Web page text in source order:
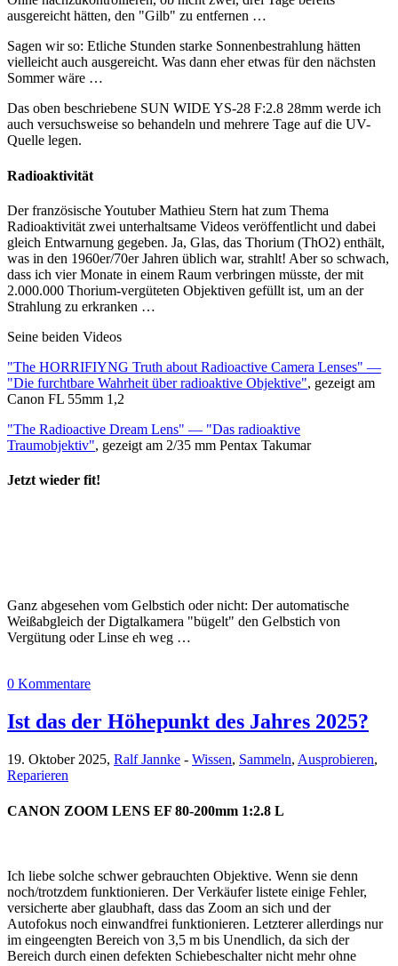
ausgereicht hätten, den "Gilb" zu entfernen …
Sagen wir so: Etliche Stunden starke Sonnenbestrahlung hätten
vielleicht auch ausgereicht. Was dann eher etwas für den nächsten
Sommer wäre …
Das oben beschriebene SUN WIDE YS-28 F:2.8 28mm werde ich
auch versuchsweise so behandeln und mehrere Tage auf die UV-
Quelle legen.
Radioaktivität
Der französische Youtuber Mathieu Stern hat zum Thema
Radioaktivität zwei unterhaltsame Videos veröffentlicht und dabei
gleich Entwarnung gegeben. Ja, Glas, das Thorium (ThO2) enthält,
was in den 1960er/70er Jahren üblich war, strahlt! Aber so schwach,
dass ich vier Monate in einem Raum verbringen müsste, der mit
2.000.000 Thorium-vergüteten Objektiven gefüllt ist, um an der
Strahlung zu erkranken …
Seine beiden Videos
"The HORRIFIYNG Truth about Radioactive Camera Lenses" —
"Die furchtbare Wahrheit über radioaktive Objektive", gezeigt am
Canon FL 55mm 1,2
"The Radioactive Dream Lens" — "Das radioaktive
Traumobjektiv", gezeigt am 2/35 mm Pentax Takumar
Jetzt wieder fit!
Ganz abgesehen vom Gelbstich oder nicht: Der automatische
Weißabgleich der Digtalkamera "bügelt" den Gelbstich von
Vergütung oder Linse eh weg …
0 Kommentare
Ist das der Höhepunkt des Jahres 2025?
19. Oktober 2025, Ralf Jannke - Wissen, Sammeln, Ausprobieren,
Reparieren
CANON ZOOM LENS EF 80-200mm 1:2.8 L
Ich liebe solche schwer gebrauchten Objektive. Wenn sie denn
noch/trotzdem funktionieren. Der Verkäufer listete einige Fehler,
versicherte aber glaubhaft, dass das Zoom an sich und der
Autofokus noch einwandfrei funktionieren. Letzterer allerdings nur
im eingeengten Bereich von 3,5 m bis Unendlich, da sich der
Bereich durch einen defekten Schiebeschalter nicht mehr ohne